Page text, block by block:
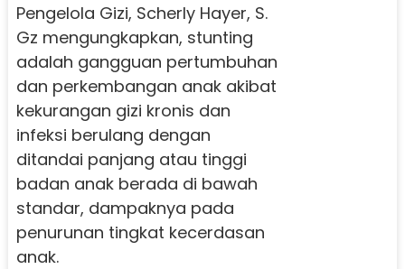
Pengelola Gizi, Scherly Hayer, S.
Gz mengungkapkan, stunting
adalah gangguan pertumbuhan
dan perkembangan anak akibat
kekurangan gizi kronis dan
infeksi berulang dengan
ditandai panjang atau tinggi
badan anak berada di bawah
standar, dampaknya pada
penurunan tingkat kecerdasan
anak.